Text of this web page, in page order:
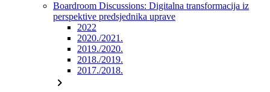
Boardroom Discussions: Digitalna transformacija iz
perspektive predsjednika uprave
2022
2020./2021.
2019./2020.
2018./2019.
2017./2018.
chevron_right